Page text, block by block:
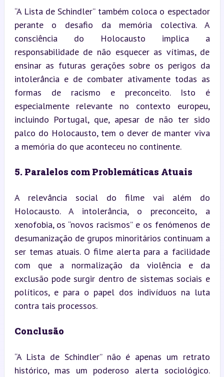
“A Lista de Schindler” também coloca o espectador
perante o desafio da memória colectiva. A
consciência do Holocausto implica a
responsabilidade de não esquecer as vítimas, de
ensinar as futuras gerações sobre os perigos da
intolerância e de combater ativamente todas as
formas de racismo e preconceito. Isto é
especialmente relevante no contexto europeu,
incluindo Portugal, que, apesar de não ter sido
palco do Holocausto, tem o dever de manter viva
a memória do que aconteceu no continente.
5. Paralelos com Problemáticas Atuais
A relevância social do filme vai além do
Holocausto. A intolerância, o preconceito, a
xenofobia, os “novos racismos” e os fenómenos de
desumanização de grupos minoritários continuam a
ser temas atuais. O filme alerta para a facilidade
com que a normalização da violência e da
exclusão pode surgir dentro de sistemas sociais e
políticos, e para o papel dos indivíduos na luta
contra tais processos.
Conclusão
“A Lista de Schindler” não é apenas um retrato
histórico, mas um poderoso alerta sociológico.